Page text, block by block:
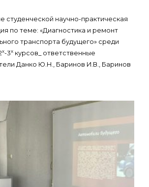
студенческой научно-практическая
по теме: «Диагностика и ремонт
транспорта будущего» среди
х-3хкурсов_ ответственные
Данко Ю.Н., Баринов И.В., Баринов